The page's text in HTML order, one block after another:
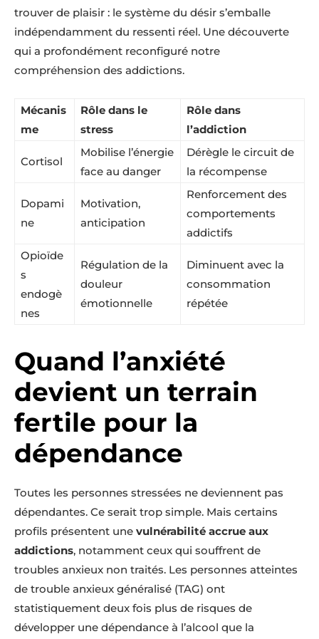
trouver de plaisir : le système du désir s’emballe
indépendamment du ressenti réel. Une découverte
qui a profondément reconfiguré notre
compréhension des addictions.
Mécanis
me
Rôle dans le
stress
Rôle dans
l’addiction
Cortisol
Mobilise l’énergie
face au danger
Dérègle le circuit de
la récompense
Dopami
ne
Motivation,
anticipation
Renforcement des
comportements
addictifs
Opioïde
s
endogè
nes
Régulation de la
douleur
émotionnelle
Diminuent avec la
consommation
répétée
Quand l’anxiété
devient un terrain
fertile pour la
dépendance
Toutes les personnes stressées ne deviennent pas
dépendantes. Ce serait trop simple. Mais certains
profils présentent une vulnérabilité accrue aux
addictions, notamment ceux qui souffrent de
troubles anxieux non traités. Les personnes atteintes
de trouble anxieux généralisé (TAG) ont
statistiquement deux fois plus de risques de
développer une dépendance à l’alcool que la